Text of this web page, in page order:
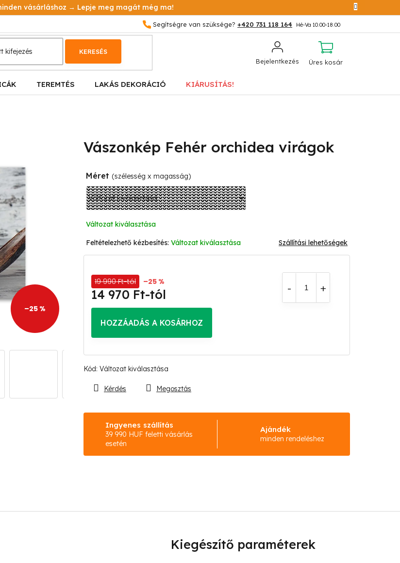
vásárláshoz → Lepje meg magát még ma!
+420 731 118 164
Bejelentkezés
KERESÉS
KOSÁR
Üres kosár
TEREMTÉS LAKÁS DEKORÁCIÓ KIÁRUSÍTÁS!
–25 %
Vászonkép Fehér orchidea virágok
Kód: Változat kiválasztása
Méret (szélesség x magasság)
Változat kiválasztása
Változat kiválasztása Szállítási lehetőségek
19 990 Ft-tól –25 %
14 970 Ft-tól
HOZZÁADÁS A KOSÁRHOZ
Ingyenes szállítás
39 990 HUF feletti vásárlás
esetén
Ajándék
minden rendeléshez
Kérdés Megosztás
Kiegészítő paraméterek